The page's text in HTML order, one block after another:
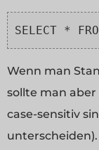
SELECT *
Wenn man
sollte man aber
case-sensitiv
unterscheiden).